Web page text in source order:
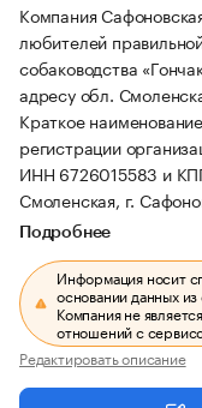
Компания
любителей
собаководства
адресу обл.
Краткое
регистрации
ИНН 6726015583 и
Смоленская, г.
Подробнее
Информация носит
основании данных
Компания не
отношений с
Редактировать описание